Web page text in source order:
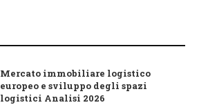
Mercato immobiliare logistico
europeo e sviluppo degli spazi
logistici Analisi 2026